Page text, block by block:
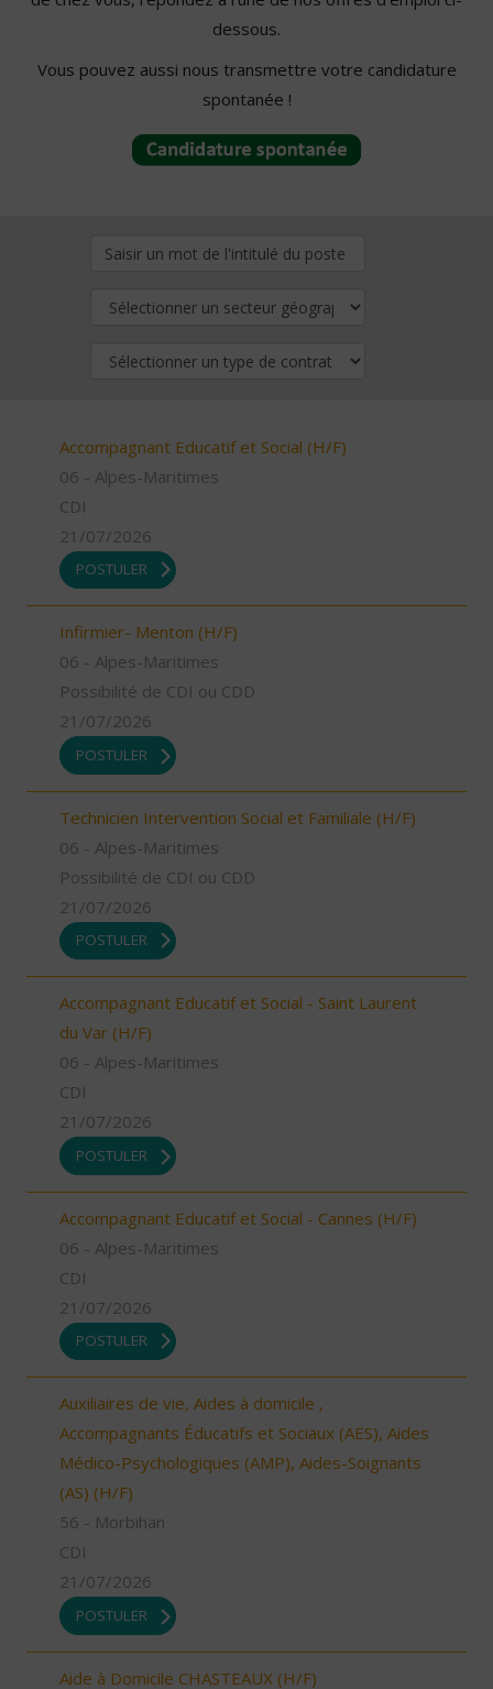
dessous.
Vous pouvez aussi nous transmettre votre candidature
spontanée !
Accompagnant Educatif et Social (H/F)
06 - Alpes-Maritimes
CDI
21/07/2026
POSTULER
Infirmier- Menton (H/F)
06 - Alpes-Maritimes
Possibilité de CDI ou CDD
21/07/2026
POSTULER
Technicien Intervention Social et Familiale (H/F)
06 - Alpes-Maritimes
Possibilité de CDI ou CDD
21/07/2026
POSTULER
Accompagnant Educatif et Social - Saint Laurent
du Var (H/F)
06 - Alpes-Maritimes
CDI
21/07/2026
POSTULER
Accompagnant Educatif et Social - Cannes (H/F)
06 - Alpes-Maritimes
CDI
21/07/2026
POSTULER
Auxiliaires de vie, Aides à domicile ,
Accompagnants Éducatifs et Sociaux (AES), Aides
Médico-Psychologiques (AMP), Aides-Soignants
(AS) (H/F)
56 - Morbihan
CDI
21/07/2026
POSTULER
Aide à Domicile CHASTEAUX (H/F)